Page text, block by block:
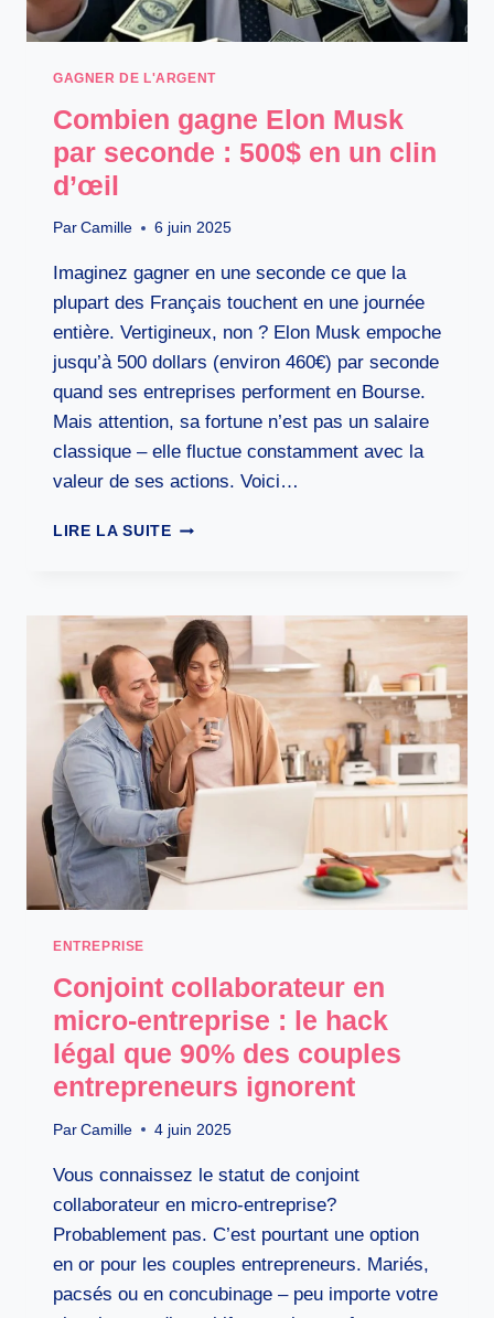
GAGNER DE L'ARGENT
Combien gagne Elon Musk
par seconde : 500$ en un clin
d’œil
Par Camille 6 juin 2025
Imaginez gagner en une seconde ce que la
plupart des Français touchent en une journée
entière. Vertigineux, non ? Elon Musk empoche
jusqu’à 500 dollars (environ 460€) par seconde
quand ses entreprises performent en Bourse.
Mais attention, sa fortune n’est pas un salaire
classique – elle fluctue constamment avec la
valeur de ses actions. Voici…
LIRE LA SUITECOMBIEN
PAR
SECONDE
:
500$
EN
UN
CLIN
D’ŒIL
ENTREPRISE
Conjoint collaborateur en
micro-entreprise : le hack
légal que 90% des couples
entrepreneurs ignorent
Par Camille 4 juin 2025
Vous connaissez le statut de conjoint
collaborateur en micro-entreprise?
Probablement pas. C’est pourtant une option
en or pour les couples entrepreneurs. Mariés,
pacsés ou en concubinage – peu importe votre